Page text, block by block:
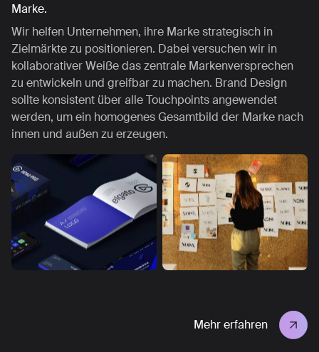
Marke.
Wir helfen Unternehmen, ihre Marke strategisch in
Zielmärkte zu positionieren. Dabei versuchen wir in
kollaborativer Weiße das zentrale Markenversprechen
zu entwickeln und greifbar zu machen. Brand Design
sollte konsistent über alle Touchpoints angewendet
werden, um ein homogenes Gesamtbild der Marke nach
innen und außen zu erzeugen.
Mehr erfahren